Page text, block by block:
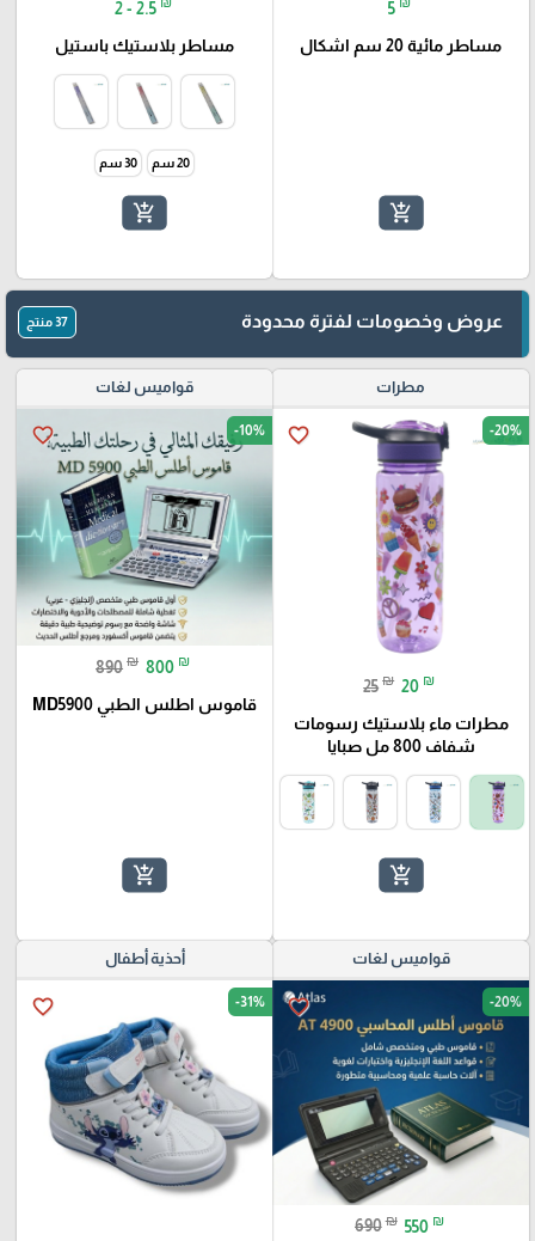
5
مساطر مائية 20 سم اشكال
add_shopping_cart
2 - 2.5
مساطر بلاستيك باستيل
20 سم 30 سم
add_shopping_cart
عروض وخصومات لفترة محدودة 37 منتج
مطرات
favorite_border -20%
25 ₪ 20 ₪
مطرات ماء بلاستيك رسومات
شفاف 800 مل صبايا
add_shopping_cart
قواميس لغات
favorite_border -10%
890 ₪ 800 ₪
قاموس اطلس الطبي MD5900
add_shopping_cart
قواميس لغات
favorite_border -20%
690 ₪ 550 ₪
أحذية أطفال
favorite_border -31%